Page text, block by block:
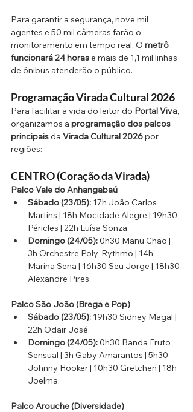
Para garantir a segurança, nove mil
agentes e 50 mil câmeras farão o
monitoramento em tempo real. O metrô
funcionará 24 horas e mais de 1,1 mil linhas
de ônibus atenderão o público.
Programação Virada Cultural 2026
Para facilitar a vida do leitor do Portal Viva,
organizamos a programação dos palcos
principais da Virada Cultural 2026 por
regiões:
CENTRO (Coração da Virada)
Palco Vale do Anhangabaú
Sábado (23/05): 17h João Carlos
Martins | 18h Mocidade Alegre | 19h30
Péricles | 22h Luísa Sonza.
Domingo (24/05): 0h30 Manu Chao |
3h Orchestre Poly-Rythmo | 14h
Marina Sena | 16h30 Seu Jorge | 18h30
Alexandre Pires.
Palco São João (Brega e Pop)
Sábado (23/05): 19h30 Sidney Magal |
22h Odair José.
Domingo (24/05): 0h30 Banda Fruto
Sensual | 3h Gaby Amarantos | 5h30
Johnny Hooker | 10h30 Gretchen | 18h
Joelma.
Palco Arouche (Diversidade)